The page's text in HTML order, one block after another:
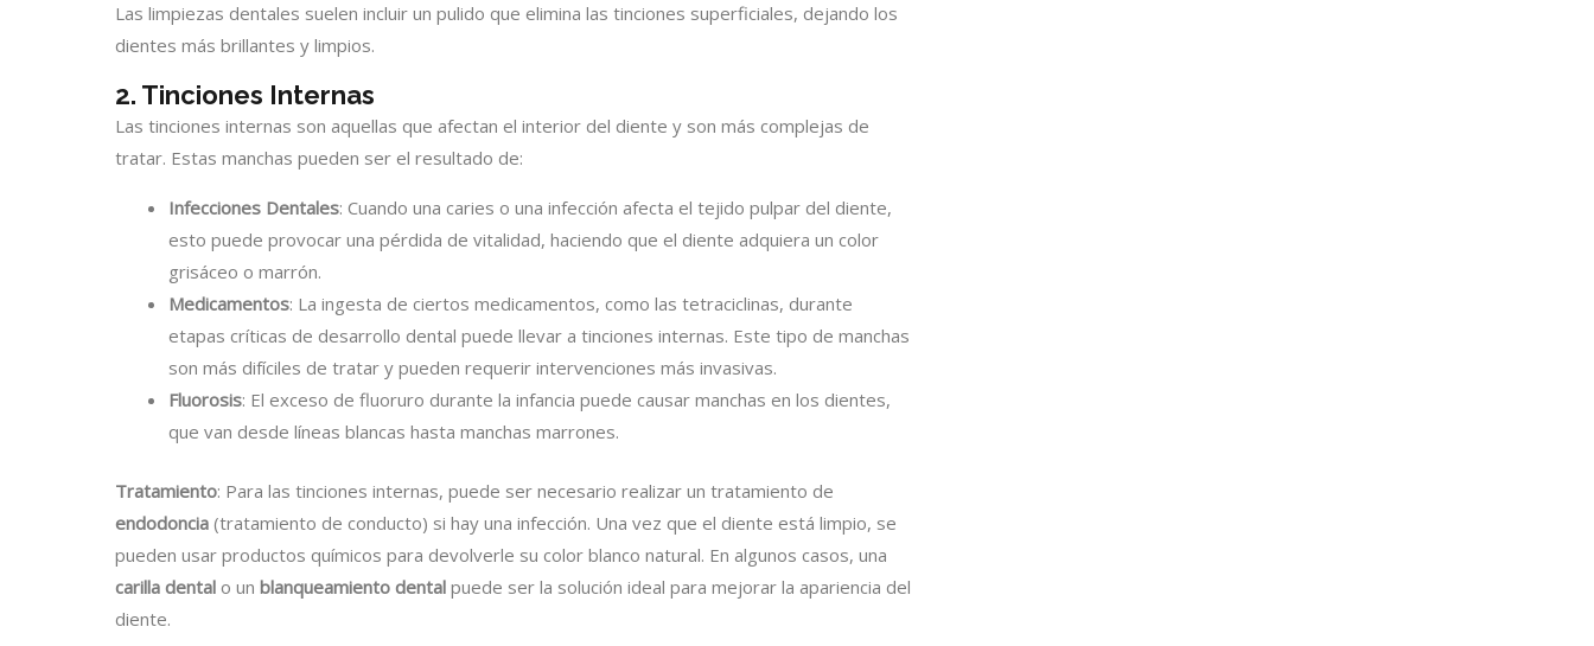
Las limpiezas dentales suelen incluir un pulido que elimina las tinciones superficiales, dejando los
dientes más brillantes y limpios.
2. Tinciones Internas
Las tinciones internas son aquellas que afectan el interior del diente y son más complejas de
tratar. Estas manchas pueden ser el resultado de:
Infecciones Dentales: Cuando una caries o una infección afecta el tejido pulpar del diente,
esto puede provocar una pérdida de vitalidad, haciendo que el diente adquiera un color
grisáceo o marrón.
Medicamentos: La ingesta de ciertos medicamentos, como las tetraciclinas, durante
etapas críticas de desarrollo dental puede llevar a tinciones internas. Este tipo de manchas
son más difíciles de tratar y pueden requerir intervenciones más invasivas.
Fluorosis: El exceso de fluoruro durante la infancia puede causar manchas en los dientes,
que van desde líneas blancas hasta manchas marrones.
Tratamiento: Para las tinciones internas, puede ser necesario realizar un tratamiento de
endodoncia (tratamiento de conducto) si hay una infección. Una vez que el diente está limpio, se
pueden usar productos químicos para devolverle su color blanco natural. En algunos casos, una
carilla dental o un blanqueamiento dental puede ser la solución ideal para mejorar la apariencia del
diente.